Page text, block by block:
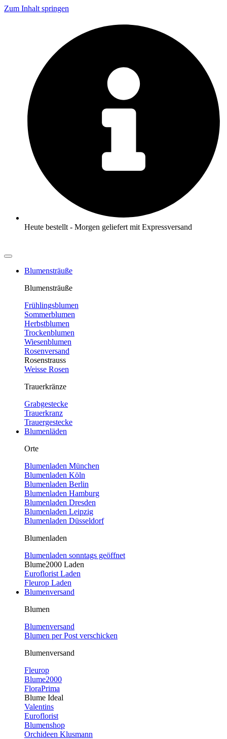
Zum Inhalt springen
Heute bestellt - Morgen geliefert mit Expressversand
Blumensträuße
Blumensträuße
Frühlingsblumen
Sommerblumen
Herbstblumen
Trockenblumen
Wiesenblumen
Rosenversand
Rosenstrauss
Weisse Rosen
Trauerkränze
Grabgestecke
Trauerkranz
Trauergestecke
Blumenläden
Orte
Blumenladen München
Blumenladen Köln
Blumenladen Berlin
Blumenladen Hamburg
Blumenladen Dresden
Blumenladen Leipzig
Blumenladen Düsseldorf
Blumenladen
Blumenladen sonntags geöffnet
Blume2000 Laden
Euroflorist Laden
Fleurop Laden
Blumenversand
Blumen
Blumenversand
Blumen per Post verschicken
Blumenversand
Fleurop
Blume2000
FloraPrima
Blume Ideal
Valentins
Euroflorist
Blumenshop
Orchideen Klusmann